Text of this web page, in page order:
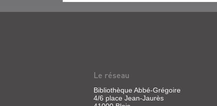
LE
TOUR
DU
Le réseau
Bibliothèque Abbé-Grégoire
4/6 place Jean-Jaurès